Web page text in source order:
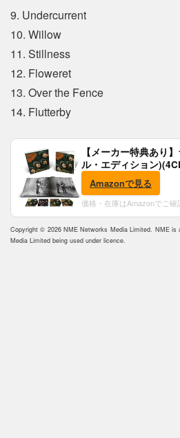
9. Undercurrent
10. Willow
11. Stillness
12. Floweret
13. Over the Fence
14. Flutterby
【メーカー特典あり
ル・エディション
(完全生産限定盤
Amazonで見る
価格・在庫はAmazonでご確
Copyright © 2026 NME Networks Media Limited. NME is
Media Limited being used under licence.